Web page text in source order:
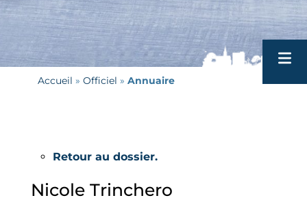
Accueil » Officiel » Annuaire
Retour au dossier.
Nicole Trinchero